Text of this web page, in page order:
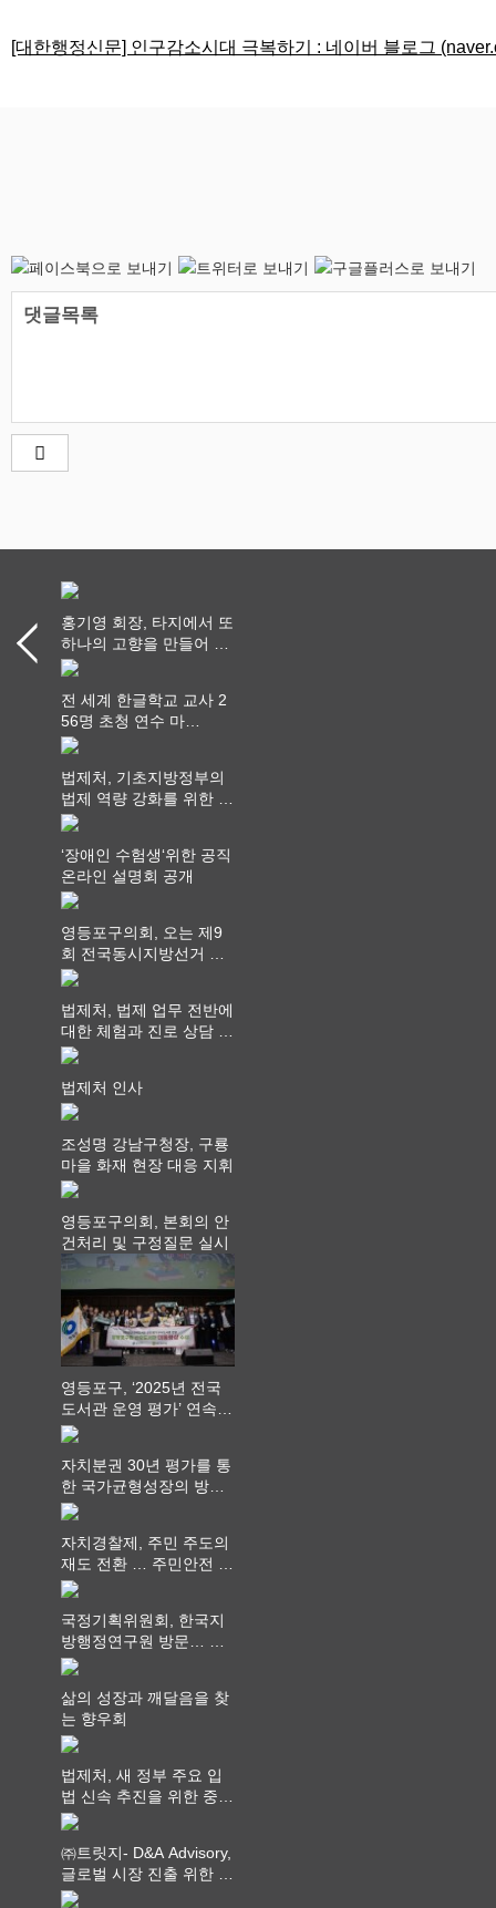
[대한행정신문] 인구감소시대 극복하기 : 네이버 블로그
댓글목록
홍기영 회장, 타지에서 또
하나의 고향을 만들어 가
다
전 세계 한글학교 교사 2
56명 초청 연수 마
쳐...“수업은 더 깊게, 교
법제처, 기초지방정부의
법제 역량 강화를 위한 전
라권 현장설명회 개최
‘장애인 수험생‘위한 공직
온라인 설명회 공개
영등포구의회, 오는 제9
회 전국동시지방선거 ‧
"공직사회는 어느 때보다
를 지켜야 할 것"
법제처, 법제 업무 전반에
대한 체험과 진로 상담 기
회 제공
법제처 인사
조성명 강남구청장, 구룡
마을 화재 현장 대응 지휘
영등포구의회, 본회의 안
건처리 및 구정질문 실시
영등포구, ‘2025년 전국
도서관 운영 평가’ 연속
최고 영예 장관상에서 ‘대
자치분권 30년 평가를 통
한 국가균형성장의 방향
과 과제 논의
자치경찰제, 주민 주도의
재도 전환 … 주민안전 치
안서비스가 최우선 되어
국정기획위원회, 한국지
방행정연구원 방문… 국
가균형성장 논의
삶의 성장과 깨달음을 찾
는 향우회
법제처, 새 정부 주요 입
법 신속 추진을 위한 중앙
부처 법무담당관 회의 개
㈜트릿지- D&A Advisory,
글로벌 시장 진출 위한 전
략적 업무협약 체결